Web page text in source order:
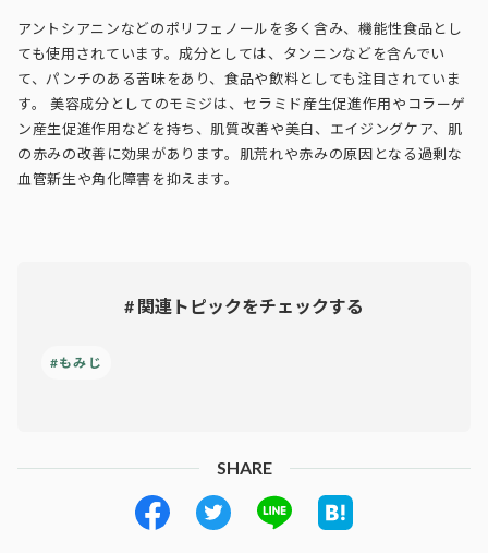
アントシアニンなどのポリフェノールを多く含み、機能性食品とし
ても使用されています。成分としては、タンニンなどを含んでい
て、パンチのある苦味をあり、食品や飲料としても注目されていま
す。 美容成分としてのモミジは、セラミド産生促進作用やコラーゲ
ン産生促進作用などを持ち、肌質改善や美白、エイジングケア、肌
の赤みの改善に効果があります。肌荒れや赤みの原因となる過剰な
血管新生や角化障害を抑えます。
# 関連トピックをチェックする
#もみじ
SHARE